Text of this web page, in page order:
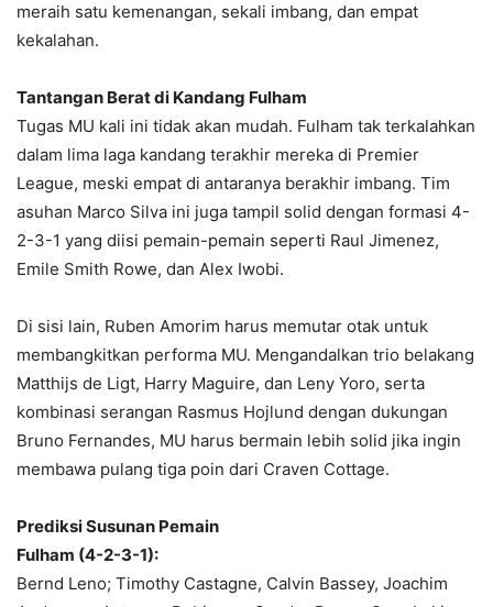
meraih satu kemenangan, sekali imbang, dan empat
kekalahan.
Tantangan Berat di Kandang Fulham
Tugas MU kali ini tidak akan mudah. Fulham tak terkalahkan
dalam lima laga kandang terakhir mereka di Premier
League, meski empat di antaranya berakhir imbang. Tim
asuhan Marco Silva ini juga tampil solid dengan formasi 4-
2-3-1 yang diisi pemain-pemain seperti Raul Jimenez,
Emile Smith Rowe, dan Alex Iwobi.
Di sisi lain, Ruben Amorim harus memutar otak untuk
membangkitkan performa MU. Mengandalkan trio belakang
Matthijs de Ligt, Harry Maguire, dan Leny Yoro, serta
kombinasi serangan Rasmus Hojlund dengan dukungan
Bruno Fernandes, MU harus bermain lebih solid jika ingin
membawa pulang tiga poin dari Craven Cottage.
Prediksi Susunan Pemain
Fulham (4-2-3-1):
Bernd Leno; Timothy Castagne, Calvin Bassey, Joachim